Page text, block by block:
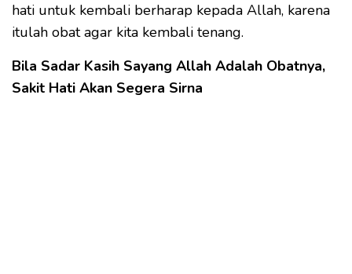
hati untuk kembali berharap kepada Allah, karena
itulah obat agar kita kembali tenang.
Bila Sadar Kasih Sayang Allah Adalah Obatnya,
Sakit Hati Akan Segera Sirna